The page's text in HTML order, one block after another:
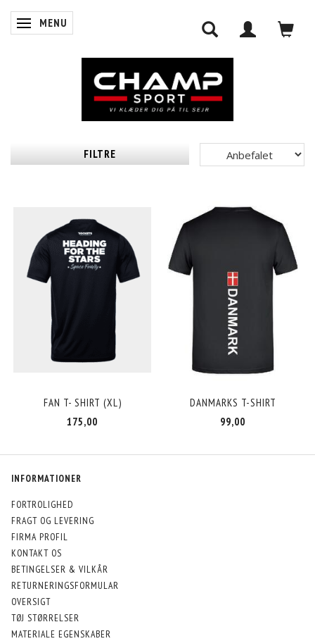
SKIFTE NAVIGATION
MENU
INDKØBSKURV
LOG IND
FILTRE
FAN T- SHIRT (XL)
175,00
DANMARKS T-SHIRT
99,00
INFORMATIONER
FORTROLIGHED
FRAGT OG LEVERING
FIRMA PROFIL
KONTAKT OS
BETINGELSER & VILKÅR
RETURNERINGSFORMULAR
OVERSIGT
TØJ STØRRELSER
MATERIALE EGENSKABER